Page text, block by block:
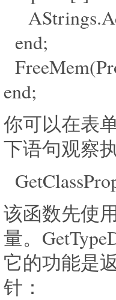
end;
end;
你可以在表
下语句观察
该函数先使
量。
它的功能是
针：